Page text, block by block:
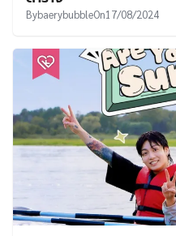
BybaerybubbleOn17/08/2024